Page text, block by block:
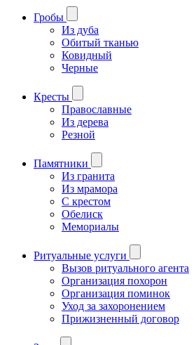
Гробы
Из дуба
Обитый тканью
Ковидный
Черные
Кресты
Православные
Из дерева
Резной
Памятники
Из гранита
Из мрамора
С крестом
Обелиск
Мемориалы
Ритуальные услуги
Вызов ритуального агента
Организация похорон
Организация поминок
Уход за захоронением
Прижизненный договор